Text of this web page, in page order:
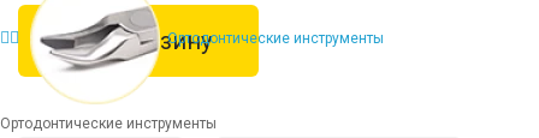
Ортодонтические инструменты
Ортодонтические инструменты
В корзину